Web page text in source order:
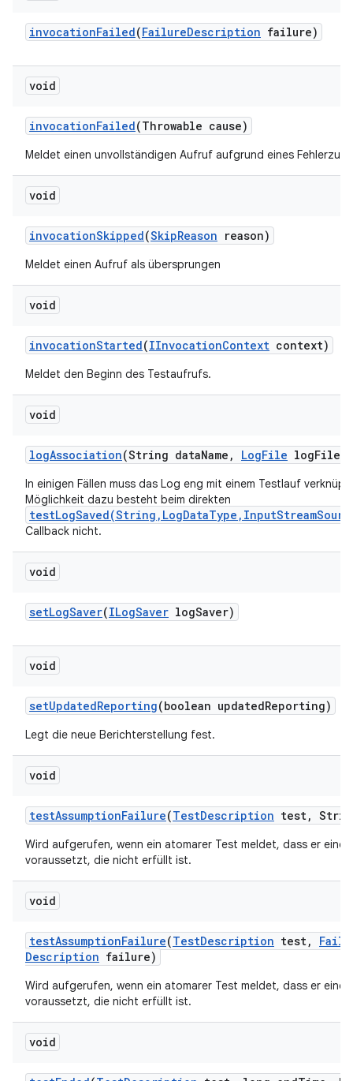
invocationFailed(FailureDescription failure)
void
invocationFailed(Throwable cause)
Meldet einen unvollständigen Aufruf aufgrund eines
void
invocationSkipped(SkipReason reason)
Meldet einen Aufruf als übersprungen
void
invocationStarted(IInvocationContext context)
Meldet den Beginn des Testaufrufs.
void
logAssociation(String dataName , LogFile logFile)
In einigen Fällen muss das Log eng mit einem Testlauf
Möglichkeit dazu besteht beim direkten
Callback nicht.
void
setLogSaver(ILogSaver logSaver)
void
setUpdatedReporting(boolean updatedReporting)
Legt die neue Berichterstellung fest.
void
testAssumptionFailure(TestDescription test,
Wird aufgerufen, wenn ein atomarer Test meldet, dass er eine
voraussetzt, die nicht erfüllt ist.
void
testAssumptionFailure(TestDescription test,
Description failure)
Wird aufgerufen, wenn ein atomarer Test meldet, dass er eine
voraussetzt, die nicht erfüllt ist.
void